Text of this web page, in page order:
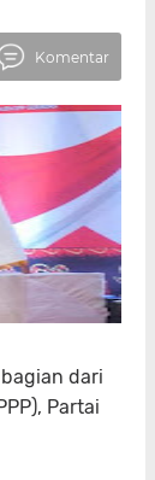
Komentar
dari
Partai